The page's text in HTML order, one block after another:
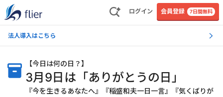
ログイン 会員登録 7日間無料
法人導入はこちら
【今日は何の日？】
3月9日は「ありがとうの日」
『今を生きるあなたへ』『稲盛和夫一日一言』『気くばりが